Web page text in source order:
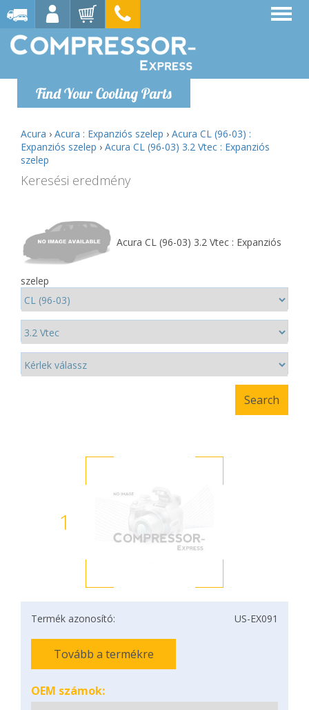
Find Your Cooling Parts
Acura › Acura : Expanziós szelep › Acura CL (96-03) :
Expanziós szelep › Acura CL (96-03) 3.2 Vtec : Expanziós
szelep
Keresési eredmény
Acura CL (96-03) 3.2 Vtec : Expanziós
szelep
1
Termék azonosító: US-EX091
Tovább a termékre
OEM számok: